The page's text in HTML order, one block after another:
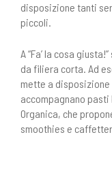
disposizione tanti
piccoli.
A “Fa’ la cosa
da filiera corta. Ad
mette a
accompagnano
Organica, che
smoothies e